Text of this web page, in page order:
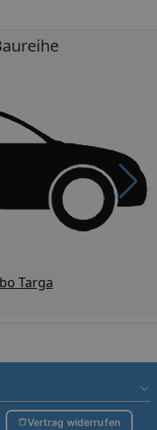
Targa
Vertrag widerrufen